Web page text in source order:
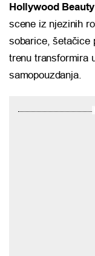
Hollywood
scene iz njezinih
sobarice, šetačice
trenu transformira
samopouzdanja.